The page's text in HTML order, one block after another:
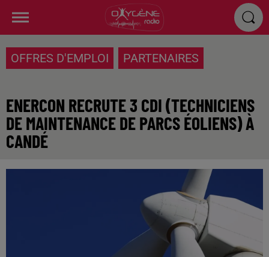
OFFRES D'EMPLOI PARTENAIRES
ENERCON RECRUTE 3 CDI (TECHNICIENS
DE MAINTENANCE DE PARCS ÉOLIENS) À
CANDÉ